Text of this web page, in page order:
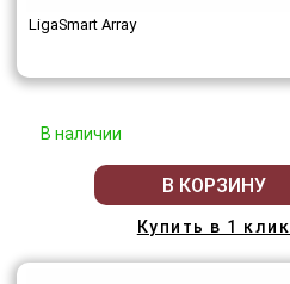
LigaSmart Array
В наличии
В КОРЗИНУ
Купить в 1 клик